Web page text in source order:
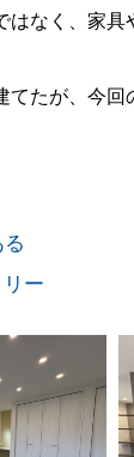
はなく、家
てたが、今
ー